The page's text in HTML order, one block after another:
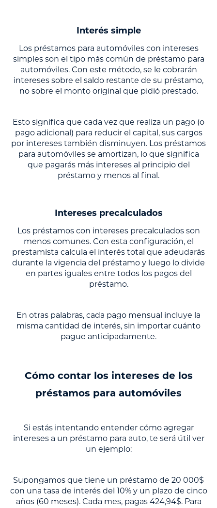
Interés simple
Los préstamos para automóviles con intereses
simples son el tipo más común de préstamo para
automóviles. Con este método, se le cobrarán
intereses sobre el saldo restante de su préstamo,
no sobre el monto original que pidió prestado.
Esto significa que cada vez que realiza un pago (o
pago adicional) para reducir el capital, sus cargos
por intereses también disminuyen. Los préstamos
para automóviles se amortizan, lo que significa
que pagarás más intereses al principio del
préstamo y menos al final.
Intereses precalculados
Los préstamos con intereses precalculados son
menos comunes. Con esta configuración, el
prestamista calcula el interés total que adeudarás
durante la vigencia del préstamo y luego lo divide
en partes iguales entre todos los pagos del
préstamo.
En otras palabras, cada pago mensual incluye la
misma cantidad de interés, sin importar cuánto
pague anticipadamente.
Cómo contar los intereses de los
préstamos para automóviles
Si estás intentando entender cómo agregar
intereses a un préstamo para auto, te será útil ver
un ejemplo:
Supongamos que tiene un préstamo de 20 000$
con una tasa de interés del 10% y un plazo de cinco
años (60 meses). Cada mes, pagas 424,94$. Para